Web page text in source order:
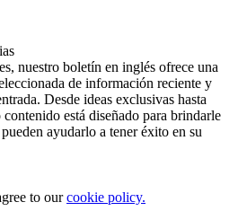
nuestro boletín en inglés ofrece una
de información reciente y
Desde ideas exclusivas hasta
está diseñado para brindarle
ayudarlo a tener éxito en su
to ourcookie policy.